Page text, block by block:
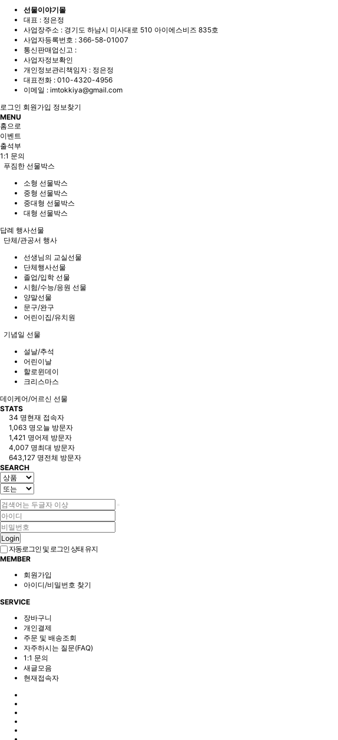
선물이야기몰
대표 : 정은정
사업장주소 : 경기도 하남시 미사대로 510 아이에스비즈 835호
사업자등록번호 : 366-58-01007
통신판매업신고 :
사업자정보확인
개인정보관리책임자 : 정은정
대표전화 : 010-4320-4956
이메일 : imtokkiya@gmail.com
로그인 회원가입 정보찾기
MENU
홈으로
이벤트
출석부
1:1 문의
푸짐한 선물박스
소형 선물박스
중형 선물박스
중대형 선물박스
대형 선물박스
답례 행사선물
단체/관공서 행사
선생님의 교실선물
단체행사선물
졸업/입학 선물
시험/수능/응원 선물
양말선물
문구/완구
어린이집/유치원
기념일 선물
설날/추석
어린이날
할로윈데이
크리스마스
데이케어/어르신 선물
STATS
34 명현재 접속자
1,063 명오늘 방문자
1,421 명어제 방문자
4,007 명최대 방문자
643,127 명전체 방문자
SEARCH
Login
자동로그인 및 로그인 상태 유지
MEMBER
회원가입
아이디/비밀번호 찾기
SERVICE
장바구니
개인결제
주문 및 배송조회
자주하시는 질문(FAQ)
1:1 문의
새글모음
현재접속자